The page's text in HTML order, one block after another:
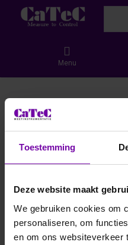
Toestemming
Deze website maakt
We gebruiken cookies om
personaliseren, om
en om ons websiteverkeer
Menu